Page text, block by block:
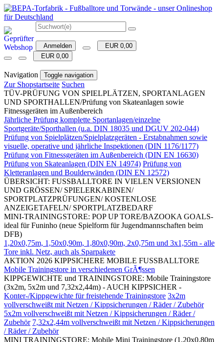
Anmelden
EUR 0,00
EUR 0,00
Navigation Toggle navigation
Zur Shopstartseite Suchen
TÜV-PRÜFUNG VON SPIELPLÄTZEN, SPORTANLAGEN
UND SPORTHALLEN/Prüfung von Skateanlagen sowie
Fitnessgeräten im Außenbereich
Jährliche Prüfung komplette Sportanlagen/einzelne
Sportgeräte/Sporthallen (u.a. DIN 18035 und DGUV 202-044)
Prüfung von Spielplätzen/Spielplatzgeräten - Erstabnahmen sowie
visuelle, operative und jährliche Inspektionen (DIN 1176/1177)
Prüfung von Fitnessgeräten im Außenbereich (DIN EN 16630)
Prüfung von Skateanlagen (DIN EN 14974) Prüfung von
Kletteranlagen und Boulderwänden (DIN EN 12572)
ÜBERSICHT: FUSSBALLTORE IN VIELEN VERSIONEN
UND GRÖSSEN/ SPIELERKABINEN/
SPORTPLATZPRÜFUNGEN/ KOSTENLOSE
ANZEIGETAFELN/ SPORTPLATZBEDARF
MINI-TRAININGSTORE: POP UP TORE/BAZOOKA GOALS-
ideal für Funinho (neue Spielform für Jugendmannschaften beim
DFB)
1,20x0,75m, 1,50x0,90m, 1,80x0,90m, 2x0,75m und 3x1,55m - alle
Tore inkl. Netz, auch als Sparpakete
AKTION 2026 KIPPSICHERE MOBILE FUSSBALLTORE
Mobile Trainingstore in verschiedenen GrÃ¶ssen
KIPPGEWICHTE und TRAININGSTORE: Mobile Trainingstore
(3x2m, 5x2m und 7,32x2,44m) - AUCH KIPPSICHER -
Konter-/Kippgewichte für freistehende Trainingstore 3x2m
vollverschweißt mit Netzen / Kippsicherungen / Räder / Zubehör
5x2m vollverschweißt mit Netzen / Kippsicherungen / Räder /
Zubehör 7,32x2,44m vollverschweißt mit Netzen / Kippsicherungen
/ Räder / Zubehör
MINI TRAININGSTORE: Mobile Mini Trainingstore (1,20x0,80m